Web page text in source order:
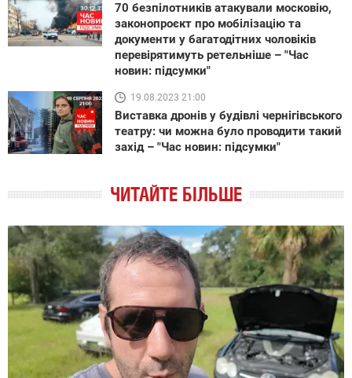
70 безпілотників атакували московію,
законопроєкт про мобілізацію та
документи у багатодітних чоловіків
перевірятимуть ретельніше – "Час
новин: підсумки"
19.08.2023 21:00
Виставка дронів у будівлі чернігівського
театру: чи можна було проводити такий
захід – "Час новин: підсумки"
ЧИТАЙТЕ БІЛЬШЕ